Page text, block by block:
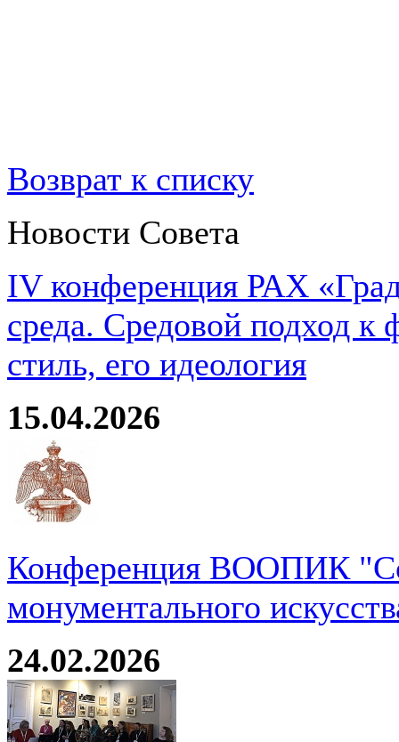
Возврат к списку
Новости Совета
IV конференция РАХ
среда. Средовой подход
стиль, его идеология
15.04.2026
Конференция ВООПИК
монументального
24.02.2026